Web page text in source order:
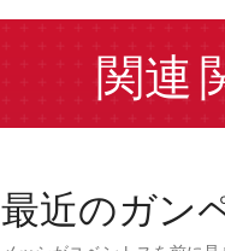
関連
最近のガン